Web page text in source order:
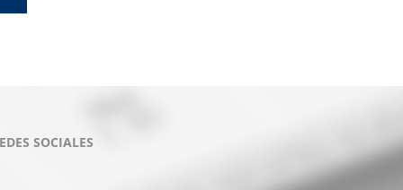
SOCIALES